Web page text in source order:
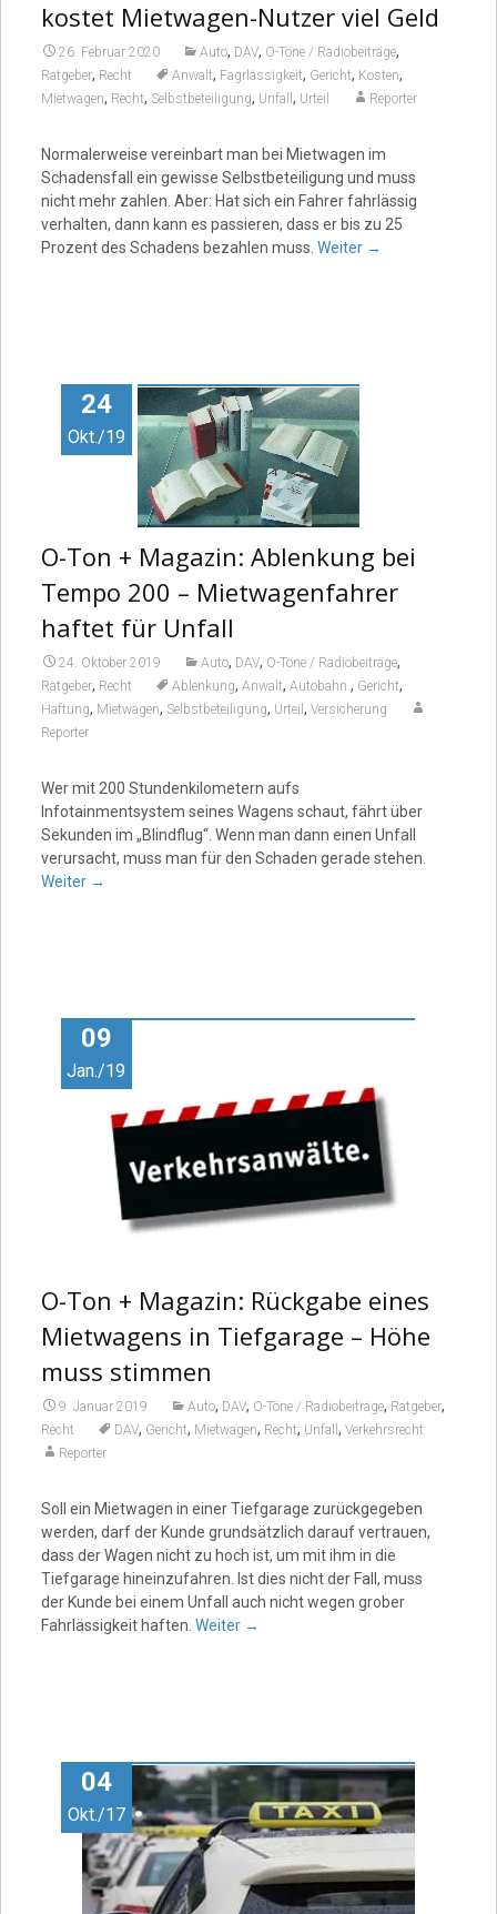
kostet Mietwagen-Nutzer viel Geld
26. Februar 2020 Auto, DAV, O-Töne / Radiobeiträge,
Ratgeber, Recht Anwalt, Fagrlässigkeit, Gericht, Kosten,
Mietwagen, Recht, Selbstbeteiligung, Unfall , Urteil Reporter
Normalerweise vereinbart man bei Mietwagen im
Schadensfall ein gewisse Selbstbeteiligung und muss
nicht mehr zahlen. Aber: Hat sich ein Fahrer fahrlässig
verhalten, dann kann es passieren, dass er bis zu 25
Prozent des Schadens bezahlen muss. Weiter →
24
Okt./19
O-Ton + Magazin: Ablenkung bei
Tempo 200 – Mietwagenfahrer
haftet für Unfall
24. Oktober 2019 Auto, DAV, O-Töne / Radiobeiträge,
Ratgeber, Recht Ablenkung, Anwalt, Autobahn. , Gericht,
Haftung, Mietwagen, Selbstbeteiligung, Urteil , Versicherung
Reporter
Wer mit 200 Stundenkilometern aufs
Infotainmentsystem seines Wagens schaut, fährt über
Sekunden im „Blindflug“. Wenn man dann einen Unfall
verursacht, muss man für den Schaden gerade stehen.
Weiter →
09
Jan./19
O-Ton + Magazin: Rückgabe eines
Mietwagens in Tiefgarage – Höhe
muss stimmen
9. Januar 2019 Auto, DAV, O-Töne / Radiobeiträge, Ratgeber,
Recht DAV, Gericht, Mietwagen, Recht, Unfall , Verkehrsrecht
Reporter
Soll ein Mietwagen in einer Tiefgarage zurückgegeben
werden, darf der Kunde grundsätzlich darauf vertrauen,
dass der Wagen nicht zu hoch ist, um mit ihm in die
Tiefgarage hineinzufahren. Ist dies nicht der Fall, muss
der Kunde bei einem Unfall auch nicht wegen grober
Fahrlässigkeit haften. Weiter →
04
Okt./17